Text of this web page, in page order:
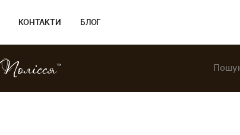
КОНТАКТИ БЛОГ